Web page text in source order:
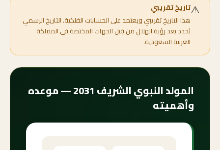
⚠️تاريخ تقريبي
هذا التاريخ تقريبي ويعتمد على الحسابات الفلكية. التاريخ الرسمي
يُحدد بعد رؤية الهلال من قِبل الجهات المختصة في المملكة
العربية السعودية.
المولد النبوي الشريف 2031 — موعده
وأهميته